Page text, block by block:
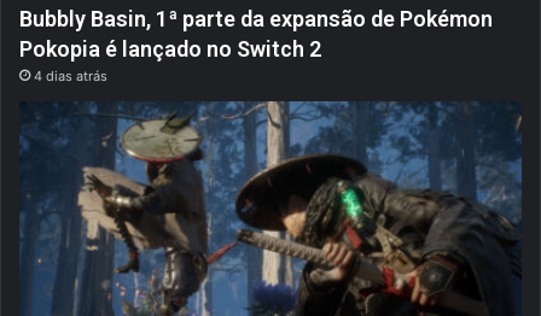
Bubbly Basin, 1ª parte da expansão de Pokémon
Pokopia é lançado no Switch 2
4 dias atrás